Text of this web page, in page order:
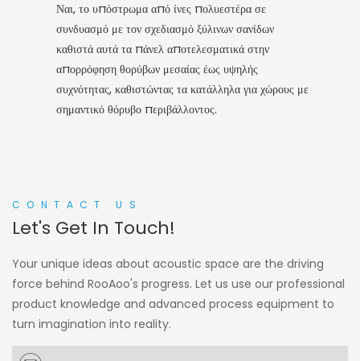
Ναι, το υπόστρωμα από ίνες πολυεστέρα σε
συνδυασμό με τον σχεδιασμό ξύλινων σανίδων
καθιστά αυτά τα πάνελ αποτελεσματικά στην
απορρόφηση θορύβων μεσαίας έως υψηλής
συχνότητας, καθιστώντας τα κατάλληλα για χώρους με
σημαντικό θόρυβο περιβάλλοντος.
CONTACT US
Let's Get In Touch!
Your unique ideas about acoustic space are the driving
force behind RooAoo's progress. Let us use our professional
product knowledge and advanced process equipment to
turn imagination into reality.